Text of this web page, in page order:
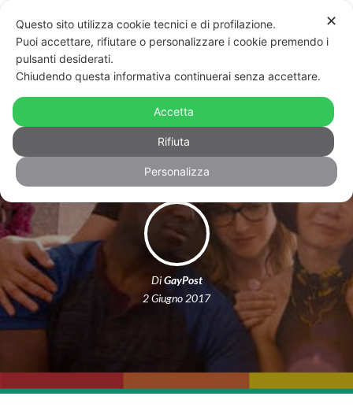
Netflix cancella Sense8, è rivolta sul
web: in poche ore centomila firme
DiGayPost
2 Giugno 2017
✕
Questo sito utilizza cookie tecnici e di profilazione.
Puoi accettare, rifiutare o personalizzare i cookie premendo i
pulsanti desiderati.
Chiudendo questa informativa continuerai senza accettare.
Accetta
Rifiuta
Personalizza